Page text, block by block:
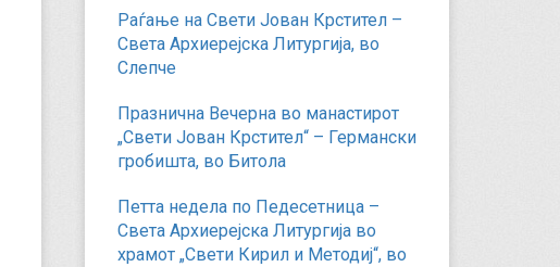
Раѓање на Свети Јован Крстител –
Света Архиерејска Литургија, во
Слепче
Празнична Вечерна во манастирот
„Свети Јован Крстител“ – Германски
гробишта, во Битола
Петта недела по Педесетница –
Света Архиерејска Литургија во
храмот „Свети Кирил и Методиј“, во